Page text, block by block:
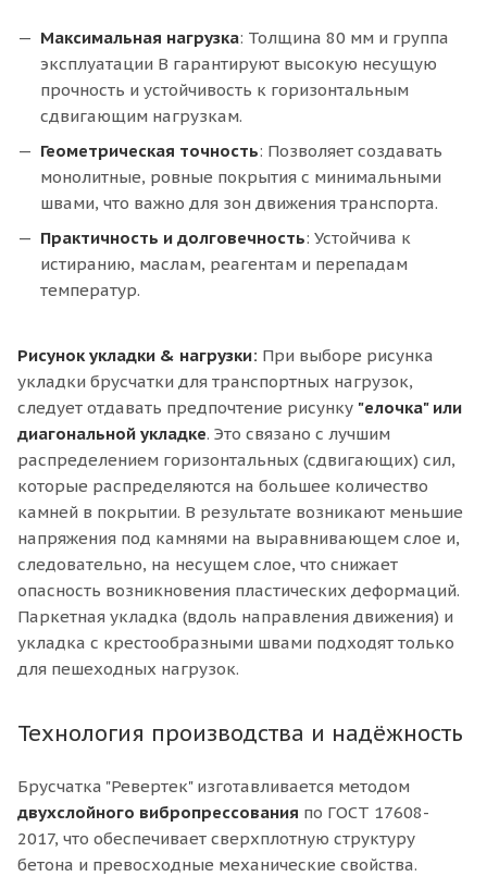
Максимальная нагрузка: Толщина 80 мм и группа
эксплуатации В гарантируют высокую несущую
прочность и устойчивость к горизонтальным
сдвигающим нагрузкам.
Геометрическая точность: Позволяет создавать
монолитные, ровные покрытия с минимальными
швами, что важно для зон движения транспорта.
Практичность и долговечность: Устойчива к
истиранию, маслам, реагентам и перепадам
температур.
Рисунок укладки & нагрузки: При выборе рисунка
укладки брусчатки для транспортных нагрузок,
следует отдавать предпочтение рисунку "елочка" или
диагональной укладке. Это связано с лучшим
распределением горизонтальных (сдвигающих) сил,
которые распределяются на большее количество
камней в покрытии. В результате возникают меньшие
напряжения под камнями на выравнивающем слое и,
следовательно, на несущем слое, что снижает
опасность возникновения пластических деформаций.
Паркетная укладка (вдоль направления движения) и
укладка с крестообразными швами подходят только
для пешеходных нагрузок.
Технология производства и надёжность
Брусчатка "Ревертек" изготавливается методом
двухслойного вибропрессования по ГОСТ 17608-
2017, что обеспечивает сверхплотную структуру
бетона и превосходные механические свойства.